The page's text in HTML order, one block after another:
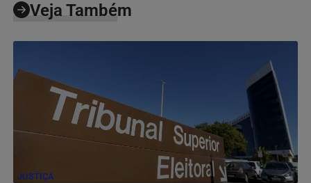
Veja Também
JUSTIÇA